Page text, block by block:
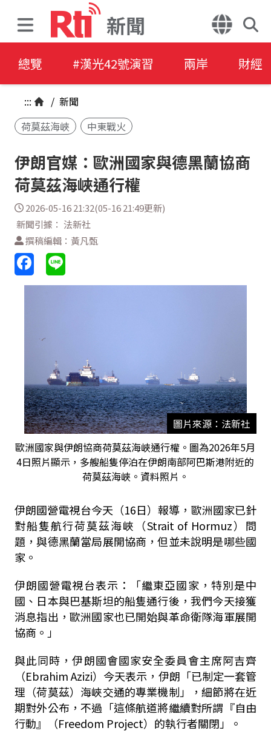
新聞
總覽 #漢光42號演習 兩岸 財經
::: / 新聞
荷莫茲海峽
中東戰火
伊朗官媒：歐洲國家與德黑蘭協商
荷莫茲海峽通行權
2026-05-16 21:32(05-16 21:49更新)
新聞引據： 法新社
撰稿編輯：黃凡甄
圖片來源：法新社
歐洲國家與伊朗協商荷莫茲海峽通行權。圖為2026年5月
4日照片​​顯示，多艘船隻停泊在伊朗南部阿巴斯港附近的
荷莫茲海峽。資料照片。
伊朗國營電視台今天（16日）報導，歐洲國家已針
對船隻航行荷莫茲海峽（Strait of Hormuz）問
題，與德黑蘭當局展開協商，但並未說明是哪些國
家。
伊朗國營電視台表示：「繼東亞國家，特別是中
國、日本與巴基斯坦的船隻通行後，我們今天接獲
消息指出，歐洲國家也已開始與革命衛隊海軍展開
協商。」
與此同時，伊朗國會國家安全委員會主席阿吉齊
（Ebrahim Azizi）今天表示，伊朗「已制定一套管
理（荷莫茲）海峽交通的專業機制」，細節將在近
期對外公布，不過「這條航道將繼續對所謂『自由
行動』（Freedom Project）的執行者關閉」。